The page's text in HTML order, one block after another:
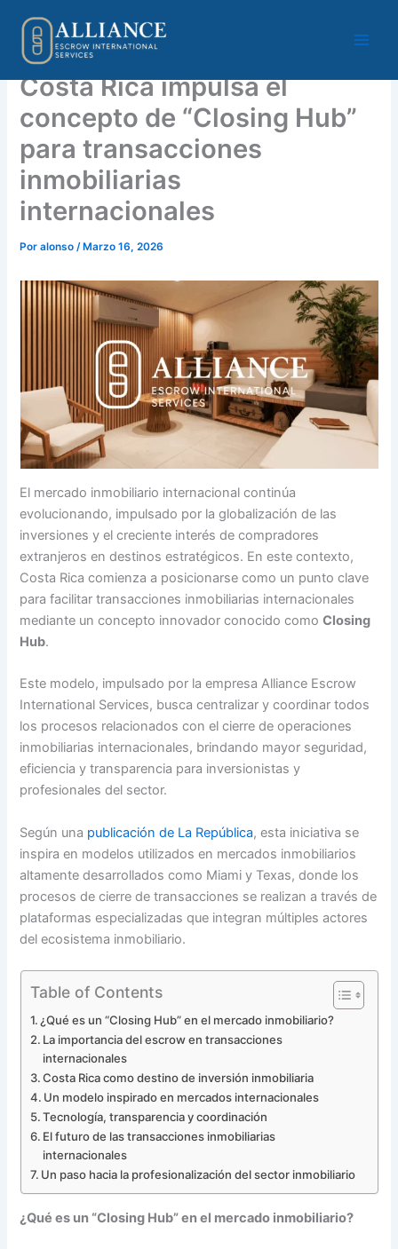
contenido
Costa Rica impulsa el
concepto de “Closing Hub”
para transacciones
inmobiliarias
internacionales
Poralonso/ Marzo 16, 2026
El mercado inmobiliario internacional continúa
evolucionando, impulsado por la globalización de las
inversiones y el creciente interés de compradores
extranjeros en destinos estratégicos. En este contexto,
Costa Rica comienza a posicionarse como un punto clave
para facilitar transacciones inmobiliarias internacionales
mediante un concepto innovador conocido comoClosing
Hub.
Este modelo, impulsado por la empresa Alliance Escrow
International Services, busca centralizar y coordinar todos
los procesos relacionados con el cierre de operaciones
inmobiliarias internacionales, brindando mayor seguridad,
eficiencia y transparencia para inversionistas y
profesionales del sector.
Según una publicación de La República, esta iniciativa se
inspira en modelos utilizados en mercados inmobiliarios
altamente desarrollados como Miami y Texas, donde los
procesos de cierre de transacciones se realizan a través de
plataformas especializadas que integran múltiples actores
del ecosistema inmobiliario.
Table of Contents
¿Qué es un “Closing Hub” en el mercado inmobiliario?
La importancia del escrow en transacciones
internacionales
Costa Rica como destino de inversión inmobiliaria
Un modelo inspirado en mercados internacionales
Tecnología, transparencia y coordinación
El futuro de las transacciones inmobiliarias
internacionales
Un paso hacia la profesionalización del sector inmobiliario
¿Qué es un “Closing Hub” en el mercado inmobiliario?